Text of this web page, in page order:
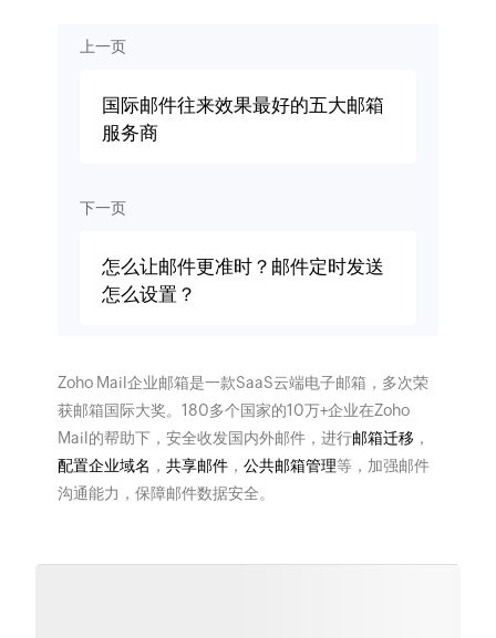
上一页
国际邮件往来效果最好的五大邮箱
服务商
下一页
怎么让邮件更准时？邮件定时发送
怎么设置？
Zoho Mail企业邮箱是一款SaaS云端电子邮箱，多次荣
获邮箱国际大奖。180多个国家的10万+企业在Zoho
Mail的帮助下，安全收发国内外邮件，进行邮箱迁移 ，
配置企业域名 ， 共享邮件， 公共邮箱管理等，加强邮件
沟通能力，保障邮件数据安全。